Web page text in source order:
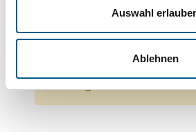
Auswahl
Ablehnen
Themen: Kirchliche Zwecke
Themen: Seniorinnen, Senioren